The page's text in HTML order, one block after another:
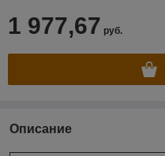
1 977,67 руб.
Описание